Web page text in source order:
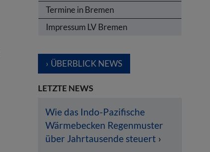
Termine in Bremen
Impressum LV Bremen
ÜBERBLICK NEWS
LETZTE NEWS
Wie das Indo-Pazifische
Wärmebecken Regenmuster
über Jahrtausende steuert